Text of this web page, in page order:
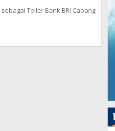
Teller Bank BRI Cabang